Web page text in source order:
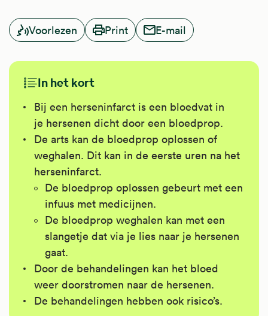
Voorlezen Print E-mail
In het kort
Bij een herseninfarct is een bloedvat in
je hersenen dicht door een bloedprop.
De arts kan de bloedprop oplossen of
weghalen. Dit kan in de eerste uren na het
herseninfarct.
De bloedprop oplossen gebeurt met een
infuus met medicijnen.
De bloedprop weghalen kan met een
slangetje dat via je lies naar je hersenen
gaat.
Door de behandelingen kan het bloed
weer doorstromen naar de hersenen.
De behandelingen hebben ook risico’s.